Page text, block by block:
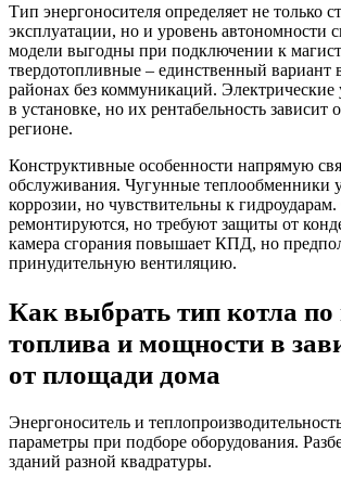
Тип энергоносителя определяет не только
эксплуатации, но и уровень автономности
модели выгодны при подключении к
твердотопливные – единственный вариант
районах без коммуникаций. Электрические
в установке, но их рентабельность зависит
регионе.
Конструктивные особенности напрямую
обслуживания. Чугунные теплообменники
коррозии, но чувствительны к
ремонтируются, но требуют защиты от
камера сгорания повышает КПД, но
принудительную вентиляцию.
Как выбрать тип котла по
топлива и мощности в
от площади дома
Энергоноситель и
параметры при подборе оборудования.
зданий разной квадратуры.